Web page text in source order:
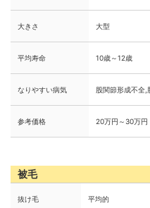
大きさ 大型
平均寿命 10歳～12歳
なりやすい病気 股関節形成不全,
参考価格 20万円～30万円
被毛
抜け毛 平均的